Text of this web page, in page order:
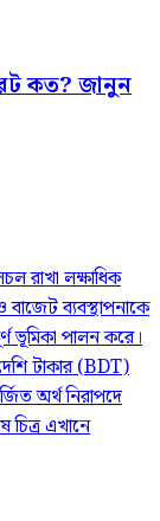
কত? জানুন
রাখা লক্ষাধিক
বাজেট ব্যবস্থাপনাকে
ভূমিকা পালন করে।
টাকার (BDT)
অর্থ নিরাপদে
চিত্র এখানে